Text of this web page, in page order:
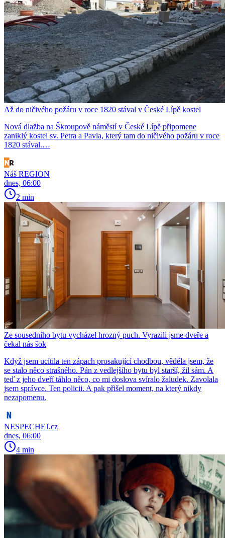
Až do ničivého požáru v roce 1820 stával v České Lípě kostel
Nová dlažba na Škroupově náměstí v České Lípě připomene
zaniklý kostel sv. Petra a Pavla, který tam do ničivého požáru v roce
1820 stával.…
Náš REGION
dnes, 06:00
2 min
Ze sousedního bytu vycházel hrozný puch. Vyrazili jsme dveře a
čekal nás šok
Když jsem ucítila ten zápach prosakující chodbou, věděla jsem, že
se stalo něco strašného. Pán z vedlejšího bytu byl starší, žil sám. A
teď z jeho dveří táhlo něco, co mi doslova svíralo žaludek. Zavolala
jsem správce. Ten policii. A pak přišel moment, na který nikdy
nezapomenu.
NESPECHEJ.cz
dnes, 06:00
4 min